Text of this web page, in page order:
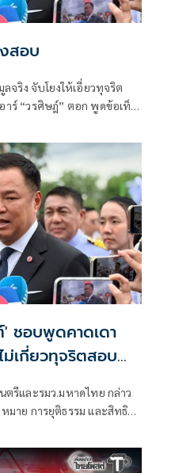
งสอบ
จริง จับโยงให้เอี่ยวทุจริต
ร์ “วรศิษฎ์” ตอก พูดข้อเท็จ
ชอบพูดคาดเดา
เกี่ยวทุจริตสอบ
รีและรมว.มหาดไทย กล่าว
มาย การยุติธรรม และสิทธิ
นตรี เข้าไปเกี่ยวข้องกับการ